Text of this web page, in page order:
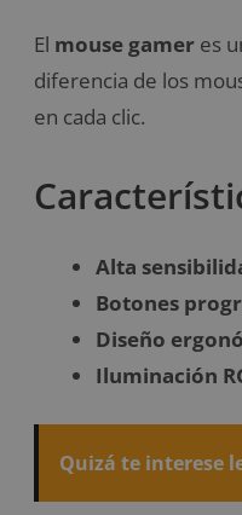
El mouse gamer es
diferencia de los
en cada clic.
Alta
Botones
Diseño
Iluminación
Quizá te interese